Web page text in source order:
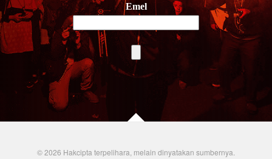
Emel
© 2026 Hakcipta terpelihara, melain dinyatakan sumbernya.